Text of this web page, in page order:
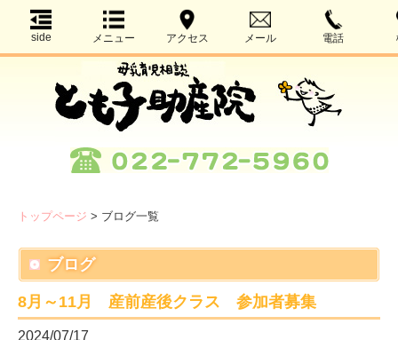
side メニュー アクセス メール 電話
トップページ > ブログ一覧
ブログ
8月～11月 産前産後クラス 参加者募集
2024/07/17